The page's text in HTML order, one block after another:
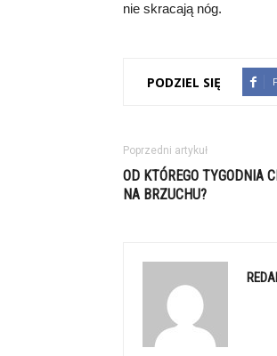
nie skracają nóg.
PODZIEL SIĘ
Poprzedni artykuł
OD KTÓREGO TYGODNIA
NA BRZUCHU?